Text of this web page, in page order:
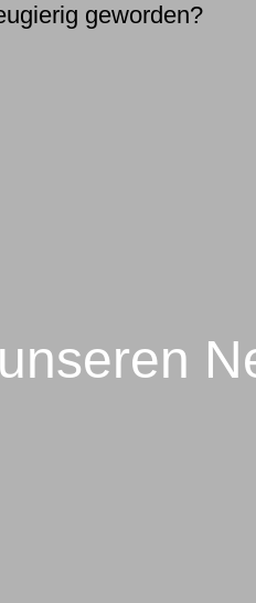
geworden?